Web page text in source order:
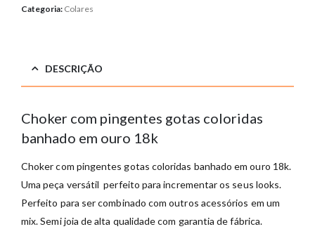
Categoria: Colares
DESCRIÇÃO
Choker com pingentes gotas coloridas
banhado em ouro 18k
Choker com pingentes gotas coloridas banhado em ouro 18k.
Uma peça versátil perfeito para incrementar os seus looks.
Perfeito para ser combinado com outros acessórios em um
mix. Semi joia de alta qualidade com garantia de fábrica.